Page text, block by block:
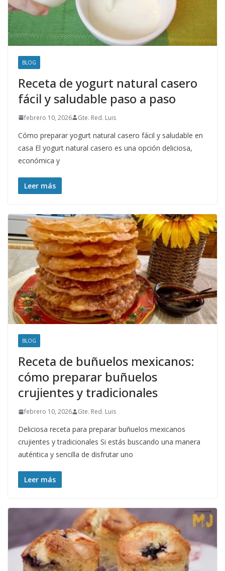
BLOG
Receta de yogurt natural casero
fácil y saludable paso a paso
febrero 10, 2026 Gte. Red. Luis
Cómo preparar yogurt natural casero fácil y saludable en
casa El yogurt natural casero es una opción deliciosa,
económica y
Leer más
BLOG
Receta de buñuelos mexicanos:
cómo preparar buñuelos
crujientes y tradicionales
febrero 10, 2026 Gte. Red. Luis
Deliciosa receta para preparar buñuelos mexicanos
crujientes y tradicionales Si estás buscando una manera
auténtica y sencilla de disfrutar uno
Leer más